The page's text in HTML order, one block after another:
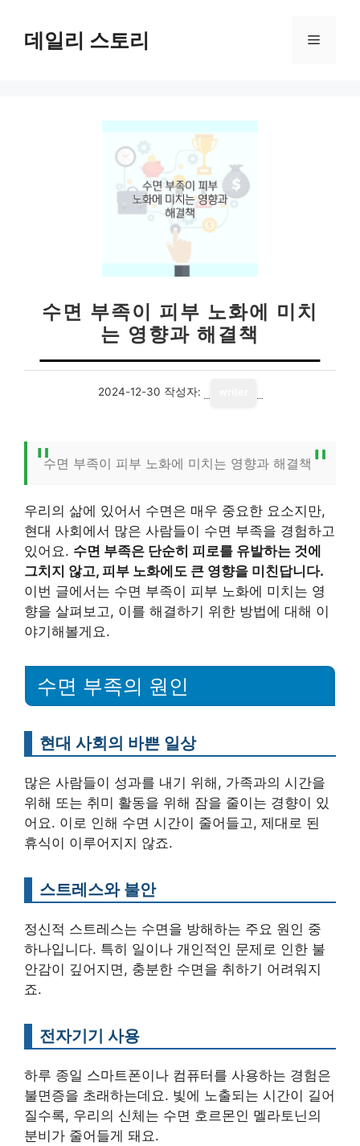
데일리 스토리 메
수면 부족이 피부 노화에 미치
는 영향과 해결책
2024-12-30 작성자:
수면 부족이 피부 노화에 미치는 영향과 해결책
우리의 삶에 있어서 수면은 매우 중요한 요소지만,
현대 사회에서 많은 사람들이 수면 부족을 경험하고
있어요. 수면 부족은 단순히 피로를 유발하는 것에
그치지 않고, 피부 노화에도 큰 영향을 미친답니다.
이번 글에서는 수면 부족이 피부 노화에 미치는 영
향을 살펴보고, 이를 해결하기 위한 방법에 대해 이
야기해볼게요.
수면 부족의 원인
현대 사회의 바쁜 일상
많은 사람들이 성과를 내기 위해, 가족과의 시간을
위해 또는 취미 활동을 위해 잠을 줄이는 경향이 있
어요. 이로 인해 수면 시간이 줄어들고, 제대로 된
휴식이 이루어지지 않죠.
스트레스와 불안
정신적 스트레스는 수면을 방해하는 주요 원인 중
하나입니다. 특히 일이나 개인적인 문제로 인한 불
안감이 깊어지면, 충분한 수면을 취하기 어려워지
죠.
전자기기 사용
하루 종일 스마트폰이나 컴퓨터를 사용하는 경험은
불면증을 초래하는데요. 빛에 노출되는 시간이 길어
질수록, 우리의 신체는 수면 호르몬인 멜라토닌의
분비가 줄어들게 돼요.